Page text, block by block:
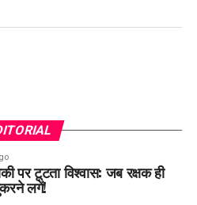
पर टूटता विश्वास: जब रक्षक ही
लगें!